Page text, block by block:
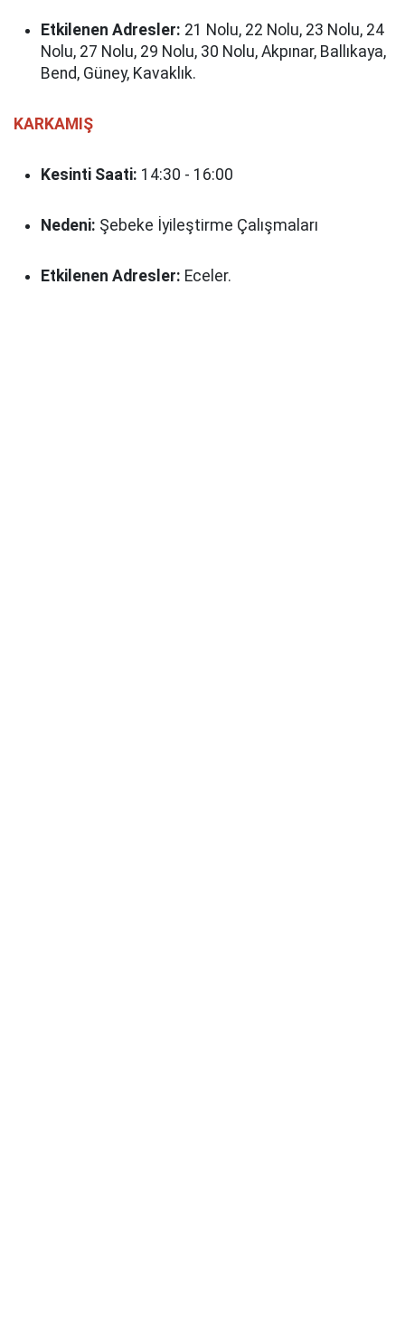
Etkilenen Adresler: 21 Nolu, 22 Nolu, 23 Nolu, 24
Nolu, 27 Nolu, 29 Nolu, 30 Nolu, Akpınar, Ballıkaya,
Bend, Güney, Kavaklık.
KARKAMIŞ
Kesinti Saati: 14:30 - 16:00
Nedeni: Şebeke İyileştirme Çalışmaları
Etkilenen Adresler: Eceler.